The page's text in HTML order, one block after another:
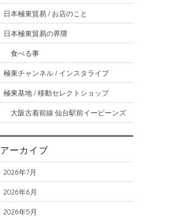
日本極東貿易 / お店のこと
日本極東貿易の界隈
食べる事
極東チャンネル / インスタライブ
極東基地 / 移動セレクトショップ
大阪古着前線 仙台駅前イービーンズ
アーカイブ
2026年7月
2026年6月
2026年5月